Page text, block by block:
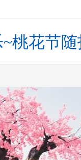
花节随